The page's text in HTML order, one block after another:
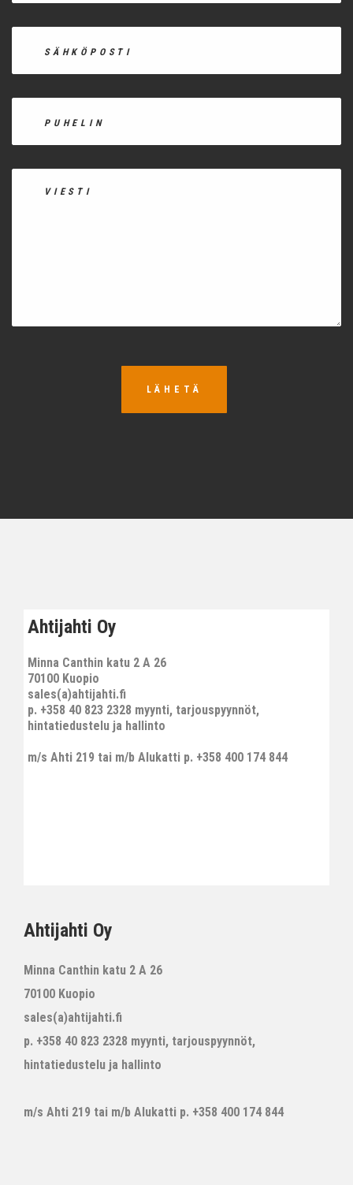
LÄHETÄ
Ahtijahti Oy
Minna Canthin katu 2 A 26
70100 Kuopio
sales(a)ahtijahti.fi
p. +358 40 823 2328 myynti, tarjouspyynnöt,
hintatiedustelu ja hallinto
m/s Ahti 219 tai m/b Alukatti p. +358 400 174 844
Ahtijahti Oy
Minna Canthin katu 2 A 26
70100 Kuopio
sales(a)ahtijahti.fi
p. +358 40 823 2328 myynti, tarjouspyynnöt,
hintatiedustelu ja hallinto
m/s Ahti 219 tai m/b Alukatti p. +358 400 174 844